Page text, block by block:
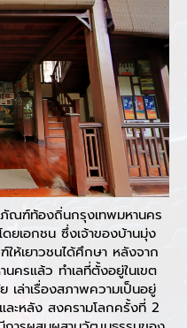
ณฑ์ท้องถิ่นกรุงเทพมหานคร
เอกชน ซึ่งเจ้าของบ้านมุ่ง
ห้เยาวชนได้ศึกษา หลังจาก
ครแล้ว ทำเลที่ตั้งอยู่ในเขต
ล่าเรื่องสภาพความเป็นอยู่
ะหลัง สงครามโลกครั้งที่ 2